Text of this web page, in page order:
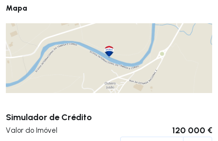
Mapa
Simulador de Crédito
Valor do Imóvel 120 000 €
Submeter